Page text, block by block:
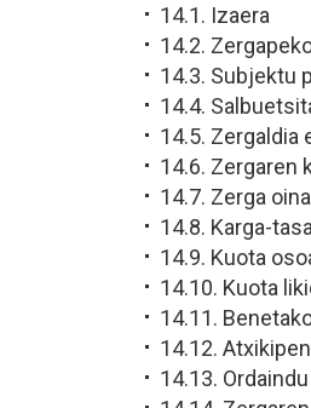
14.1. Izaera
14.2.
14.3. Subjektu
14.4.
14.5. Zergaldia
14.6. Zergaren
14.7. Zerga
14.8. Karga-
14.9. Kuota
14.10. Kuota
14.11.
14.12.
14.13.